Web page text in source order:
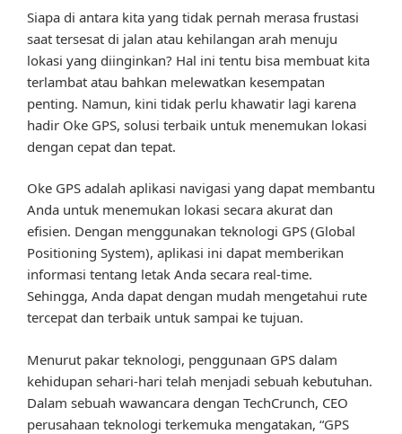
Siapa di antara kita yang tidak pernah merasa frustasi
saat tersesat di jalan atau kehilangan arah menuju
lokasi yang diinginkan? Hal ini tentu bisa membuat kita
terlambat atau bahkan melewatkan kesempatan
penting. Namun, kini tidak perlu khawatir lagi karena
hadir Oke GPS, solusi terbaik untuk menemukan lokasi
dengan cepat dan tepat.
Oke GPS adalah aplikasi navigasi yang dapat membantu
Anda untuk menemukan lokasi secara akurat dan
efisien. Dengan menggunakan teknologi GPS (Global
Positioning System), aplikasi ini dapat memberikan
informasi tentang letak Anda secara real-time.
Sehingga, Anda dapat dengan mudah mengetahui rute
tercepat dan terbaik untuk sampai ke tujuan.
Menurut pakar teknologi, penggunaan GPS dalam
kehidupan sehari-hari telah menjadi sebuah kebutuhan.
Dalam sebuah wawancara dengan TechCrunch, CEO
perusahaan teknologi terkemuka mengatakan, “GPS